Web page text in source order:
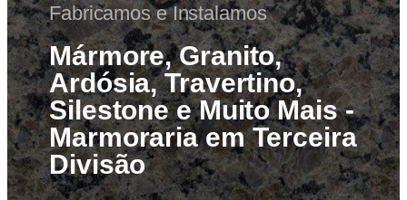
Fabricamos e Instalamos
Mármore, Granito,
Ardósia, Travertino,
Silestone e Muito Mais -
Marmoraria em Terceira
Divisão